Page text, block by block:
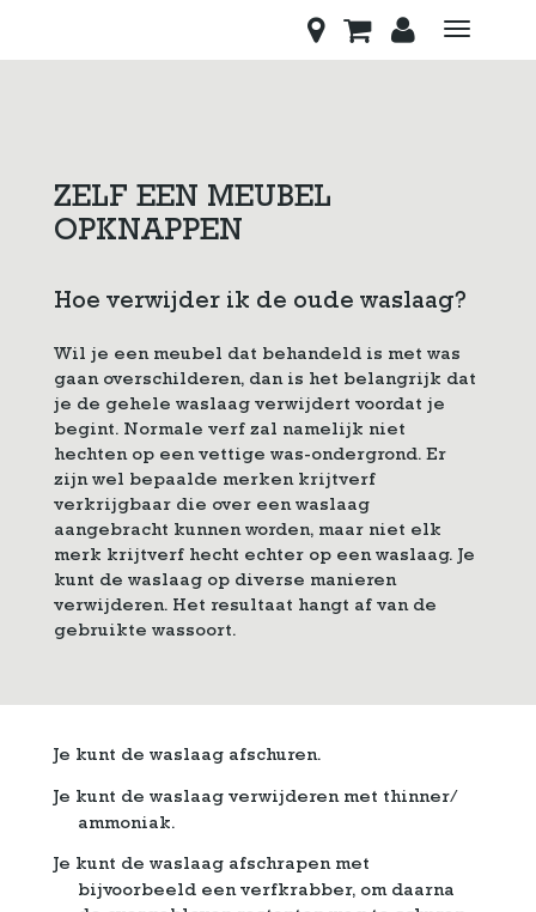
Toggle
ZELF EEN MEUBEL
OPKNAPPEN
Hoe verwijder ik de oude waslaag?
Wil je een meubel dat behandeld is met was
gaan overschilderen, dan is het belangrijk dat
je de gehele waslaag verwijdert voordat je
begint. Normale verf zal namelijk niet
hechten op een vettige was-ondergrond. Er
zijn wel bepaalde merken krijtverf
verkrijgbaar die over een waslaag
aangebracht kunnen worden, maar niet elk
merk krijtverf hecht echter op een waslaag. Je
kunt de waslaag op diverse manieren
verwijderen. Het resultaat hangt af van de
gebruikte wassoort.
Je kunt de waslaag afschuren.
Je kunt de waslaag verwijderen met thinner/
ammoniak.
Je kunt de waslaag afschrapen met
bijvoorbeeld een verfkrabber, om daarna